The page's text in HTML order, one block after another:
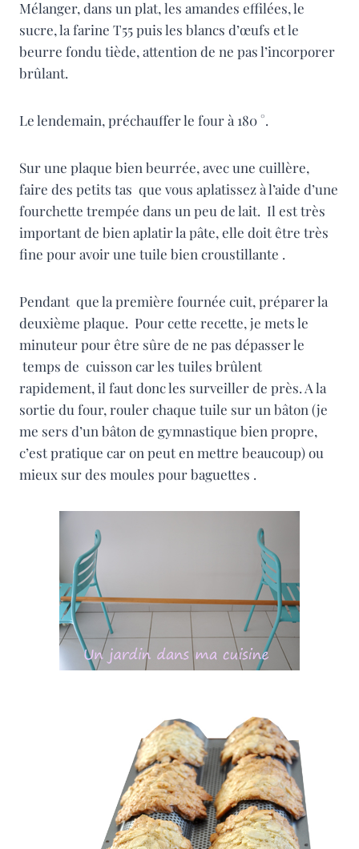
Mélanger, dans un plat, les amandes effilées, le
sucre, la farine T55 puis les blancs d’œufs et le
beurre fondu tiède, attention de ne pas l’incorporer
brûlant.
Le lendemain, préchauffer le four à 180 °.
Sur une plaque bien beurrée, avec une cuillère,
faire des petits tas que vous aplatissez à l’aide d’une
fourchette trempée dans un peu de lait. Il est très
important de bien aplatir la pâte, elle doit être très
fine pour avoir une tuile bien croustillante .
Pendant que la première fournée cuit, préparer la
deuxième plaque. Pour cette recette, je mets le
minuteur pour être sûre de ne pas dépasser le
temps de cuisson car les tuiles brûlent
rapidement, il faut donc les surveiller de près. A la
sortie du four, rouler chaque tuile sur un bâton (je
me sers d’un bâton de gymnastique bien propre,
c’est pratique car on peut en mettre beaucoup) ou
mieux sur des moules pour baguettes .